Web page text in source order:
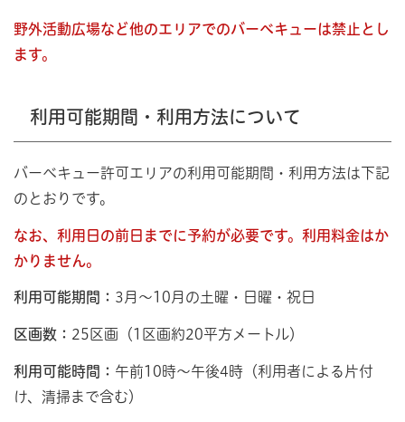
野外活動広場など他のエリアでのバーベキューは禁止とし
ます。
利用可能期間・利用方法について
バーベキュー許可エリアの利用可能期間・利用方法は下記
のとおりです。
なお、利用日の前日までに予約が必要です。利用料金はか
かりません。
利用可能期間： 3月～10月の土曜・日曜・祝日
区画数： 25区画（1区画約20平方メートル）
利用可能時間： 午前10時～午後4時（利用者による片付
け、清掃まで含む）